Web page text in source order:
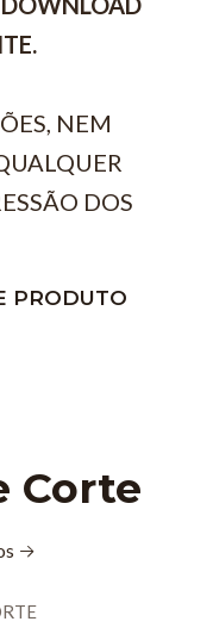
NEM
DOS
PRODUTO
Corte